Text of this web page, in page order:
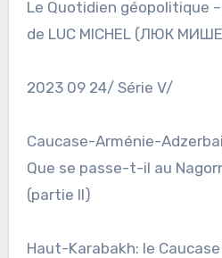
Le Quotidien géopolitique
de LUC MICHEL (ЛЮК
2023 09 24/ Série V/
Caucase-Arménie-
Que se passe-t-il au
(partie II)
Haut-Karabakh: le